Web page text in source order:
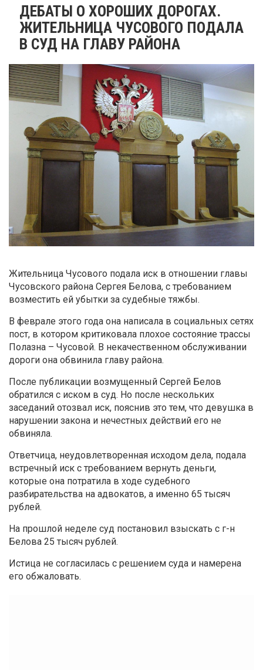
ДЕБАТЫ О ХОРОШИХ ДОРОГАХ.
ЖИТЕЛЬНИЦА ЧУСОВОГО ПОДАЛА
В СУД НА ГЛАВУ РАЙОНА
Жительница Чусового подала иск в отношении главы
Чусовского района Сергея Белова, с требованием
возместить ей убытки за судебные тяжбы.
В феврале этого года она написала в социальных сетях
пост, в котором критиковала плохое состояние трассы
Полазна – Чусовой. В некачественном обслуживании
дороги она обвинила главу района.
После публикации возмущенный Сергей Белов
обратился с иском в суд. Но после нескольких
заседаний отозвал иск, пояснив это тем, что девушка в
нарушении закона и нечестных действий его не
обвиняла.
Ответчица, неудовлетворенная исходом дела, подала
встречный иск с требованием вернуть деньги,
которые она потратила в ходе судебного
разбирательства на адвокатов, а именно 65 тысяч
рублей.
На прошлой неделе суд постановил взыскать с г-н
Белова 25 тысяч рублей.
Истица не согласилась с решением суда и намерена
его обжаловать.